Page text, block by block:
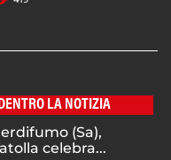
LA NOTIZIA
(Sa),
celebra...